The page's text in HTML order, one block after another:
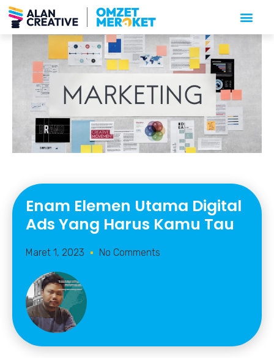
Enam Elemen Utama Digital
Ads Yang Harus Kamu Tau
Maret 1, 2023 No Comments